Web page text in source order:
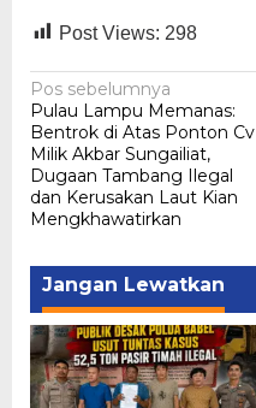
Post Views: 298
Navigasi
pos
Pos sebelumnya
Pulau Lampu Memanas:
Bentrok di Atas Ponton Cv
Milik Akbar Sungailiat,
Dugaan Tambang Ilegal
dan Kerusakan Laut Kian
Mengkhawatirkan
Jangan Lewatkan